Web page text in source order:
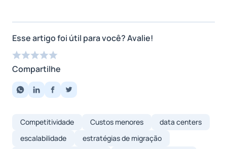
Esse artigo foi útil para você? Avalie!
Compartilhe
Competitividade Custos menores
data centers
escalabilidade
estratégias de migração